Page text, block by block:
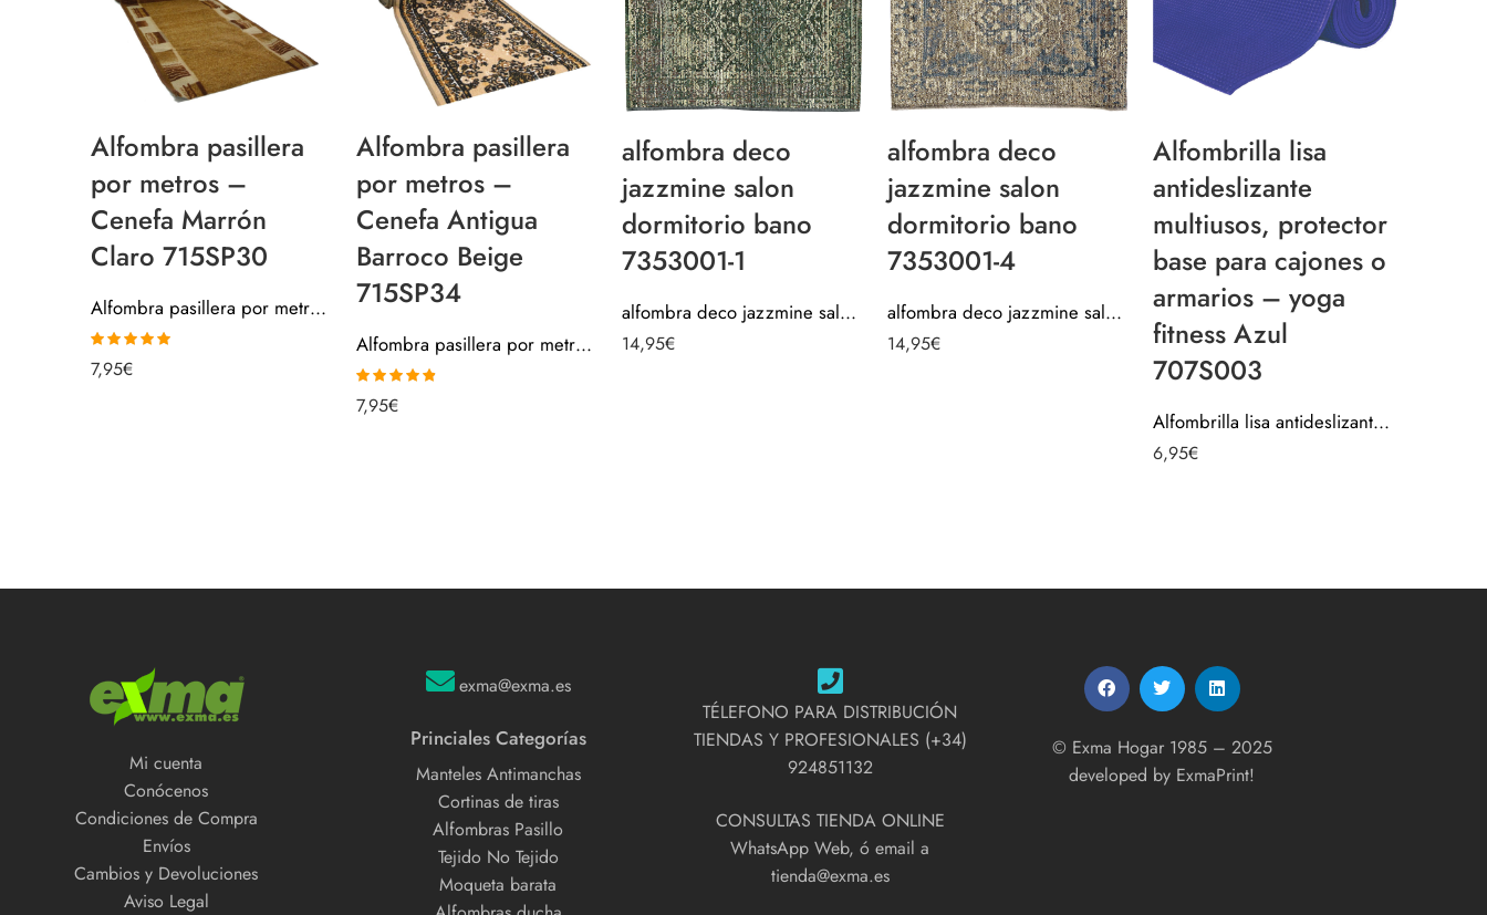
Alfombra pasillera
por metros –
Cenefa Marrón
Claro 715SP30
Alfombra pasillera por metros – Cenefa Marrón Claro 715SP30
Valorado con
5.00de 5
7,95€
Alfombra pasillera
por metros –
Cenefa Antigua
Barroco Beige
715SP34
Alfombra pasillera por metros – Cenefa Antigua Barroco Beige 715SP34
Valorado
con4.80
7,95€
alfombra deco
jazzmine salon
dormitorio bano
7353001-1
alfombra deco jazzmine salon dormitorio bano 7353001-1
14,95€
alfombra deco
jazzmine salon
dormitorio bano
7353001-4
alfombra deco jazzmine salon dormitorio bano 7353001-4
14,95€
Alfombrilla lisa
antideslizante
multiusos, protector
base para cajones o
armarios – yoga
fitness Azul
707S003
Alfombrilla lisa antideslizante multiusos, protector base para cajones o armarios – yoga fitness Azul 707S003
6,95€
Mi cuenta
Conócenos
Condiciones de Compra
Envíos
Cambios y Devoluciones
Aviso Legal
exma@exma.es
Princiales Categorías
Manteles Antimanchas
Cortinas de tiras
Alfombras Pasillo
Tejido No Tejido
Moqueta barata
TÉLEFONO PARA DISTRIBUCIÓN
TIENDAS Y PROFESIONALES (+34)
924851132
CONSULTAS TIENDA ONLINE
WhatsApp Web, ó email a
tienda@exma.es
© Exma Hogar 1985 – 2025
developed by ExmaPrint!